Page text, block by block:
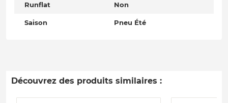
Runflat Non
Saison Pneu Été
Découvrez des produits similaires :